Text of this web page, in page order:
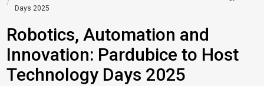
Days 2025
Robotics, Automation and
Innovation: Pardubice to Host
Technology Days 2025